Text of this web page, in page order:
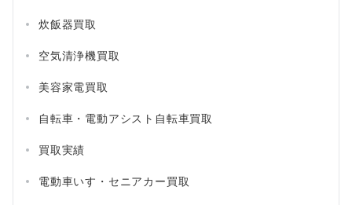
炊飯器買取
空気清浄機買取
美容家電買取
自転車・電動アシスト自転車買取
買取実績
電動車いす・セニアカー買取